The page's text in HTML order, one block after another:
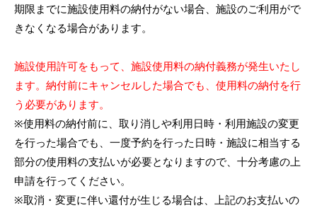
期限までに施設使用料の納付がない場合、施設のご利用がで
きなくなる場合があります。
施設使用許可をもって、施設使用料の納付義務が発生いたし
ます。納付前にキャンセルした場合でも、使用料の納付を行
う必要があります。
※使用料の納付前に、取り消しや利用日時・利用施設の変更
を行った場合でも、一度予約を行った日時・施設に相当する
部分の使用料の支払いが必要となりますので、十分考慮の上
申請を行ってください。
※取消・変更に伴い還付が生じる場合は、上記のお支払いの